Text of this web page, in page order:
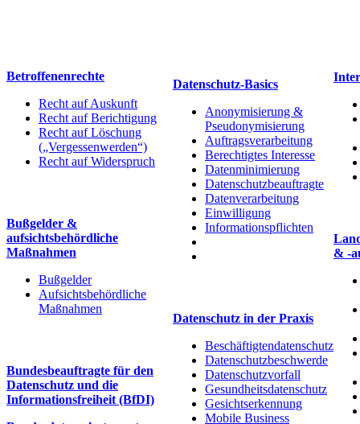
Betroffenenrechte
Recht auf Auskunft
Recht auf Berichtigung
Recht auf Löschung
(„Vergessenwerden“)
Recht auf Widerspruch
Bußgelder &
aufsichtsbehördliche
Maßnahmen
Bußgelder
Aufsichtsbehördliche
Maßnahmen
Bundesbeauftragte für den
Datenschutz und die
Informationsfreiheit (BfDI)
Datenschutz-Basics
Anonymisierung &
Pseudonymisierung
Auftragsverarbeitung
Berechtigtes Interesse
Datenminimierung
Datenschutzbeauftragte
Datenverarbeitung
Einwilligung
Informationspflichten
Datenschutz in der Praxis
Beschäftigtendatenschutz
Datenschutzbeschwerde
Datenschutzvorfall
Gesundheitsdatenschutz
Gesichtserkennung
Mobile Business
& -